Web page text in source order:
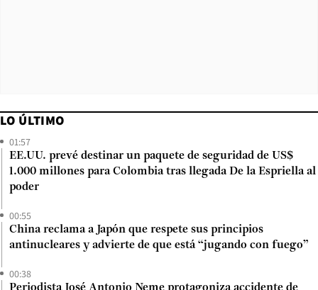
LO ÚLTIMO
01:57
EE.UU. prevé destinar un paquete de seguridad de US$
1.000 millones para Colombia tras llegada De la Espriella al
poder
00:55
China reclama a Japón que respete sus principios
antinucleares y advierte de que está “jugando con fuego”
00:38